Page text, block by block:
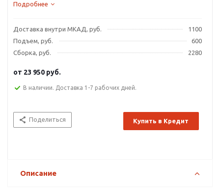
Подробнее
Доставка внутри МКАД, руб.
1100
Подъем, руб.
600
Сборка, руб.
2280
от 23 950 руб.
В наличии. Доставка 1-7 рабочих дней.
Поделиться Купить в Кредит
Описание